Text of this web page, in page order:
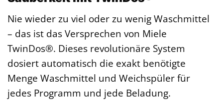
Nie wieder zu viel oder zu wenig Waschmittel
– das ist das Versprechen von Miele
TwinDos®. Dieses revolutionäre System
dosiert automatisch die exakt benötigte
Menge Waschmittel und Weichspüler für
jedes Programm und jede Beladung.